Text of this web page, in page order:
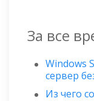
За все
Windows
сервер
Из чего